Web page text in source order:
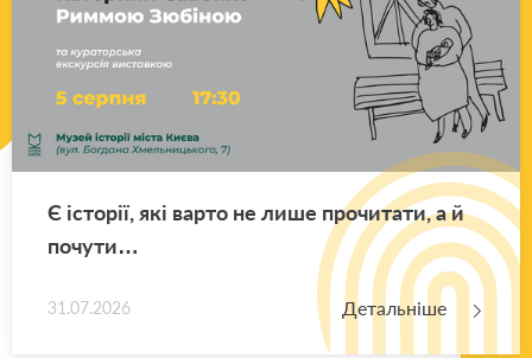
Є істо­рії, які варто не лише про­чи­та­ти, а й
по­чу­ти…
31.07.2026 Детальніше